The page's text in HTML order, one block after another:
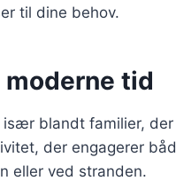
til dine behov.
tid
blandt familier,
der engagerer
eller ved stranden.